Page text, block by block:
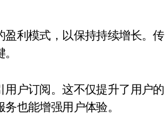
户订阅。这不仅提升了用户的
也能增强用户体验。